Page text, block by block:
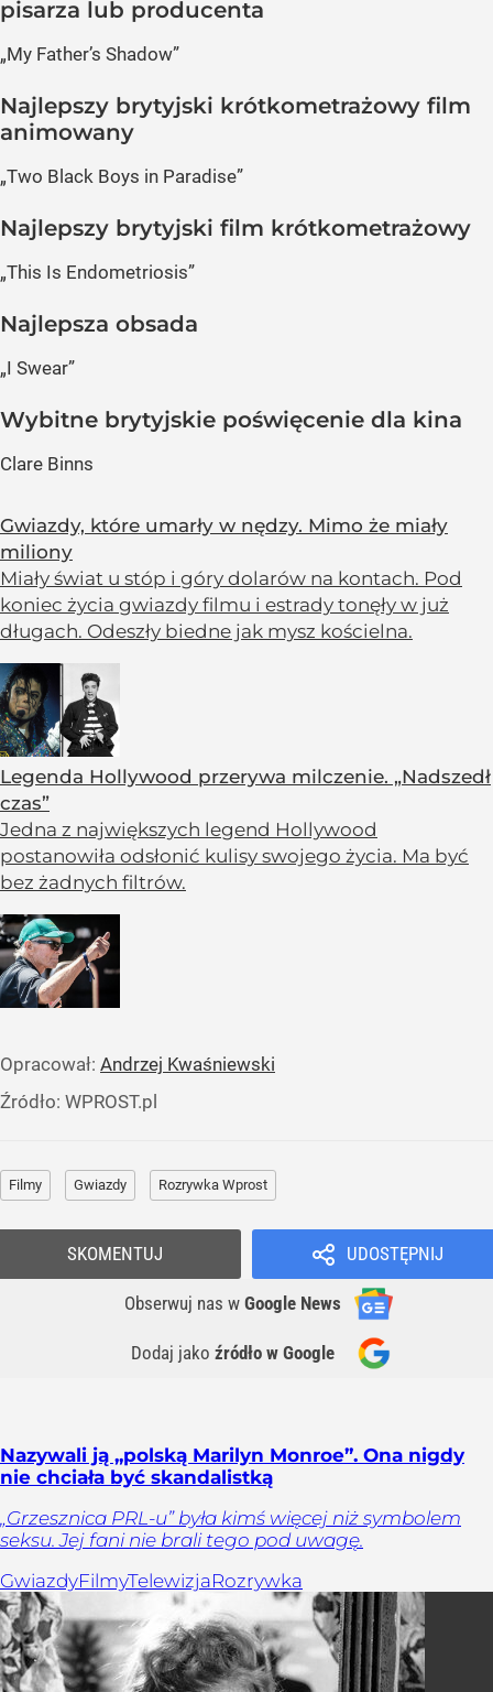
pisarza lub producenta
„My Father’s Shadow”
Najlepszy brytyjski krótkometrażowy film
animowany
„Two Black Boys in Paradise”
Najlepszy brytyjski film krótkometrażowy
„This Is Endometriosis”
Najlepsza obsada
„I Swear”
Wybitne brytyjskie poświęcenie dla kina
Clare Binns
Gwiazdy, które umarły w nędzy. Mimo że miały
miliony
Miały świat u stóp i góry dolarów na kontach. Pod
koniec życia gwiazdy filmu i estrady tonęły w już
długach. Odeszły biedne jak mysz kościelna.
Legenda Hollywood przerywa milczenie. „Nadszedł
czas”
Jedna z największych legend Hollywood
postanowiła odsłonić kulisy swojego życia. Ma być
bez żadnych filtrów.
Opracował: Andrzej Kwaśniewski
Źródło: WPROST.pl
Filmy Gwiazdy Rozrywka Wprost
UDOSTĘPNIJ
Obserwuj nas w Google News
Dodaj jako źródło w Google
SKOMENTUJ
Nazywali ją „polską Marilyn Monroe”. Ona nigdy
nie chciała być skandalistką
„Grzesznica PRL-u” była kimś więcej niż symbolem
seksu. Jej fani nie brali tego pod uwagę.
GwiazdyFilmyTelewizjaRozrywka